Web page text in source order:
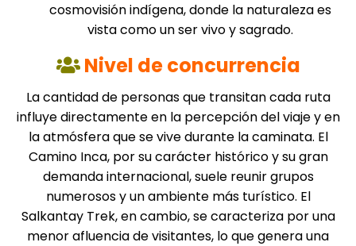
cosmovisión indígena, donde la naturaleza es
vista como un ser vivo y sagrado.
Nivel de concurrencia
La cantidad de personas que transitan cada ruta
influye directamente en la percepción del viaje y en
la atmósfera que se vive durante la caminata. El
Camino Inca, por su carácter histórico y su gran
demanda internacional, suele reunir grupos
numerosos y un ambiente más turístico. El
Salkantay Trek, en cambio, se caracteriza por una
menor afluencia de visitantes, lo que genera una